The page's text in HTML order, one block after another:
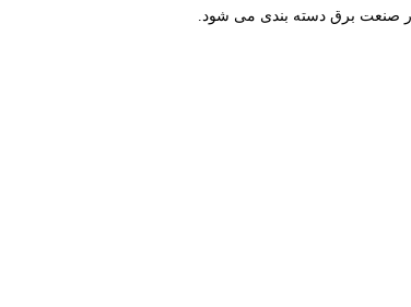
در صنعت برق دسته بندی می شود.